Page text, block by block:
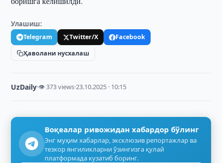
Улашиш:
Telegram Twitter/X
Facebook
Ҳаволани нусхалаш
UzDaily·👁 373 views·23.10.2025 · 10:15
Воқеалар ривожидан хабардор бўлинг
Энг муҳим хабарлар, эксклюзив репортажлар ва
тезкор янгиликларни ўзингизга қулай
платформада кузатиб боринг.